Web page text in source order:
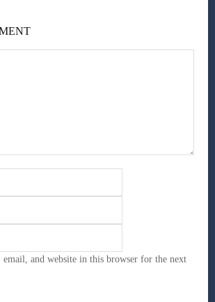
email, and website in this browser for the next